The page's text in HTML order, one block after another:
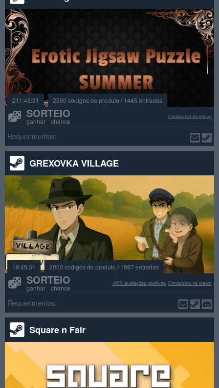
211:45:29 2500 códigos de produto / 1445 entradas
SORTEIO
ganhar chance
Conquistas na steam
Requerimentos:
GREXOVKA VILLAGE
19:45:29 2000 códigos de produto / 1987 entradas
SORTEIO
ganhar chance
Conquistas na steam
>90% avaliações positivas
Requerimentos:
Square n Fair